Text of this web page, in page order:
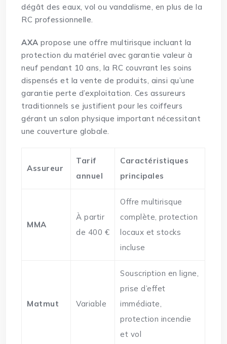
dégât des eaux, vol ou vandalisme, en plus de la
RC professionnelle.
AXA propose une offre multirisque incluant la
protection du matériel avec garantie valeur à
neuf pendant 10 ans, la RC couvrant les soins
dispensés et la vente de produits, ainsi qu’une
garantie perte d’exploitation. Ces assureurs
traditionnels se justifient pour les coiffeurs
gérant un salon physique important nécessitant
une couverture globale.
Assureur
Tarif
annuel
Caractéristiques
principales
MMA
À partir
de 400 €
Offre multirisque
complète, protection
locaux et stocks
incluse
Matmut Variable
Souscription en ligne,
prise d’effet
immédiate,
protection incendie
et vol